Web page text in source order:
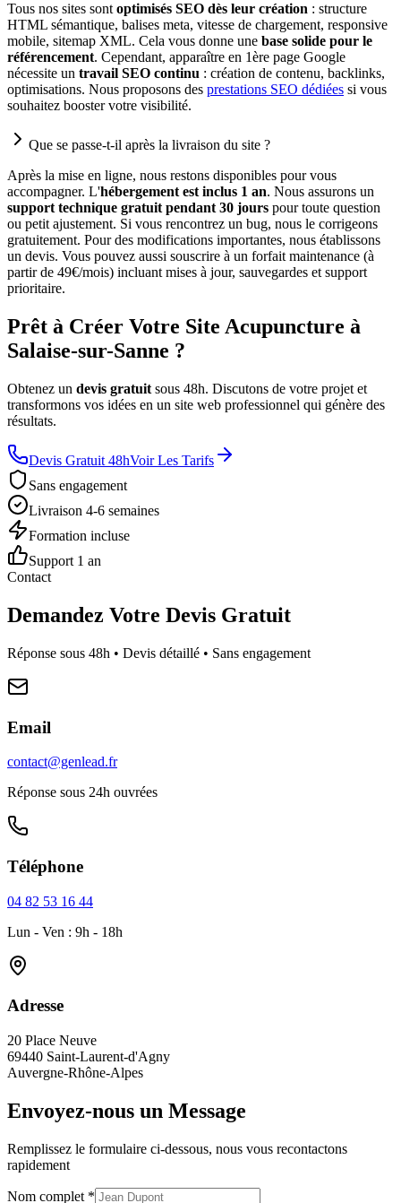
Tous nos sites sont optimisés SEO dès leur création : structure
HTML sémantique, balises meta, vitesse de chargement, responsive
mobile, sitemap XML. Cela vous donne une base solide pour le
référencement. Cependant, apparaître en 1ère page Google
nécessite un travail SEO continu : création de contenu, backlinks,
optimisations. Nous proposons des prestations SEO dédiées si vous
souhaitez booster votre visibilité.
Que se passe-t-il après la livraison du site ?
Après la mise en ligne, nous restons disponibles pour vous
accompagner. L'hébergement est inclus 1 an. Nous assurons un
support technique gratuit pendant 30 jours pour toute question
ou petit ajustement. Si vous rencontrez un bug, nous le corrigeons
gratuitement. Pour des modifications importantes, nous établissons
un devis. Vous pouvez aussi souscrire à un forfait maintenance (à
partir de 49€/mois) incluant mises à jour, sauvegardes et support
prioritaire.
Prêt à Créer Votre Site Acupuncture à
Salaise-sur-Sanne ?
Obtenez un devis gratuit sous 48h. Discutons de votre projet et
transformons vos idées en un site web professionnel qui génère des
résultats.
Devis Gratuit 48hVoir Les Tarifs
Sans engagement
Livraison 4-6 semaines
Formation incluse
Support 1 an
Contact
Demandez Votre Devis Gratuit
Réponse sous 48h • Devis détaillé • Sans engagement
Email
contact@genlead.fr
Réponse sous 24h ouvrées
Téléphone
04 82 53 16 44
Lun - Ven : 9h - 18h
Adresse
20 Place Neuve
69440 Saint-Laurent-d'Agny
Auvergne-Rhône-Alpes
Envoyez-nous un Message
Remplissez le formulaire ci-dessous, nous vous recontactons
rapidement
Nom complet *